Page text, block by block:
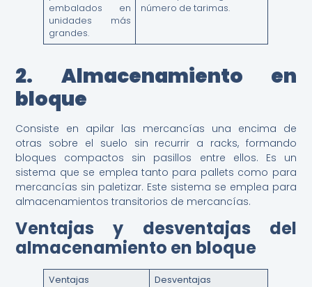
embalados en
unidades más
grandes.
número de tarimas.
2. Almacenamiento en
bloque
Consiste en apilar las mercancías una encima de
otras sobre el suelo sin recurrir a racks, formando
bloques compactos sin pasillos entre ellos. Es un
sistema que se emplea tanto para pallets como para
mercancías sin paletizar. Este sistema se emplea para
almacenamientos transitorios de mercancías.
Ventajas y desventajas del
almacenamiento en bloque
Ventajas
Desventajas